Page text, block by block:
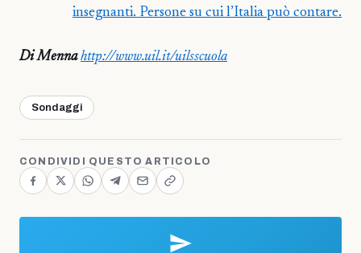
insegnanti. Persone su cui l’Italia può contare.
Di Menna http://www.uil.it/uilsscuola
Sondaggi
CONDIVIDI QUESTO ARTICOLO